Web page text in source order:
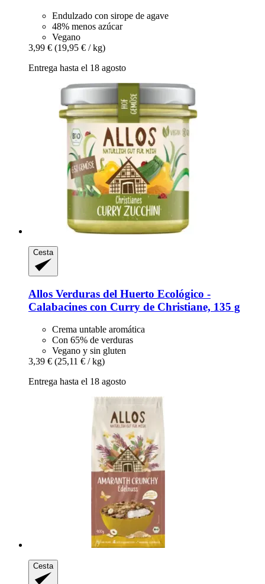
Endulzado con sirope de agave
48% menos azúcar
Vegano
3,99 € (19,95 € / kg)
Entrega hasta el 18 agosto
Cesta
Allos Verduras del Huerto Ecológico -​
Calabacines con Curry de Christiane, 135 g
Crema untable aromática
Con 65% de verduras
Vegano y sin gluten
3,39 € (25,11 € / kg)
Entrega hasta el 18 agosto
Cesta